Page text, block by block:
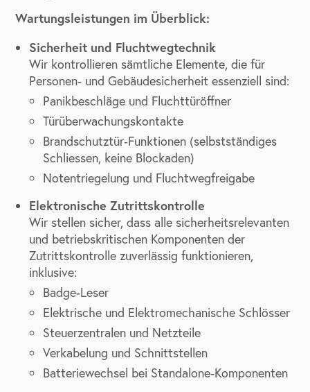
Wartungsleistungen im Überblick:
Sicherheit und Fluchtwegtechnik
Wir kontrollieren sämtliche Elemente, die für
Personen- und Gebäudesicherheit essenziell sind:
Panikbeschläge und Fluchttüröffner
Türüberwachungskontakte
Brandschutztür‑Funktionen (selbstständiges
Schliessen, keine Blockaden)
Notentriegelung und Fluchtwegfreigabe
Elektronische Zutrittskontrolle
Wir stellen sicher, dass alle sicherheitsrelevanten
und betriebskritischen Komponenten der
Zutrittskontrolle zuverlässig funktionieren,
inklusive:
Badge-Leser
Elektrische und Elektromechanische Schlösser
Steuerzentralen und Netzteile
Verkabelung und Schnittstellen
Batteriewechsel bei Standalone-Komponenten